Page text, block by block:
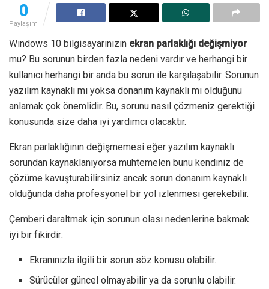
0
Paylaşım
Windows 10 bilgisayarınızın ekran parlaklığı değişmiyor
mu? Bu sorunun birden fazla nedeni vardır ve herhangi bir
kullanıcı herhangi bir anda bu sorun ile karşılaşabilir. Sorunun
yazılım kaynaklı mı yoksa donanım kaynaklı mı olduğunu
anlamak çok önemlidir. Bu, sorunu nasıl çözmeniz gerektiği
konusunda size daha iyi yardımcı olacaktır.
Ekran parlaklığının değişmemesi eğer yazılım kaynaklı
sorundan kaynaklanıyorsa muhtemelen bunu kendiniz de
çözüme kavuşturabilirsiniz ancak sorun donanım kaynaklı
olduğunda daha profesyonel bir yol izlenmesi gerekebilir.
Çemberi daraltmak için sorunun olası nedenlerine bakmak
iyi bir fikirdir:
Ekranınızla ilgili bir sorun söz konusu olabilir.
Sürücüler güncel olmayabilir ya da sorunlu olabilir.